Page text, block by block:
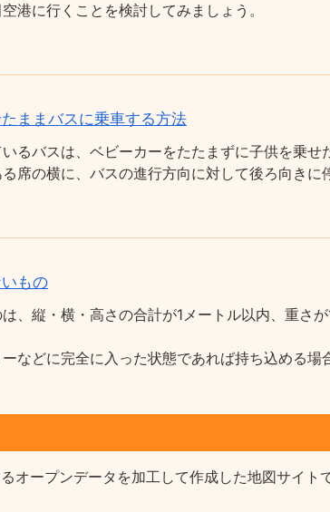
港に行くことを検討してみましょう。
ままバスに乗車する方法
るバスは、ベビーカーをたたまずに子供を乗せ
席の横に、バスの進行方向に対して後ろ向き
もの
、縦・横・高さの合計が1メートル以内、重さ
などに完全に入った状態であれば持ち込める場
ープンデータを加工して作成した地図サイトで